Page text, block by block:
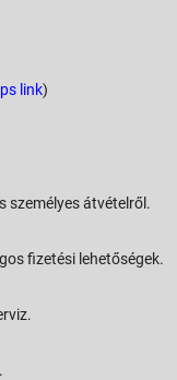
link)
személyes átvételről.
fizetési lehetőségek.